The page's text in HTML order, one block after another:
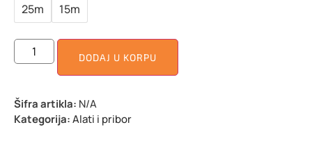
25m 15m
DODAJ U KORPU
Šifra artikla: N/A
Kategorija:Alati i pribor